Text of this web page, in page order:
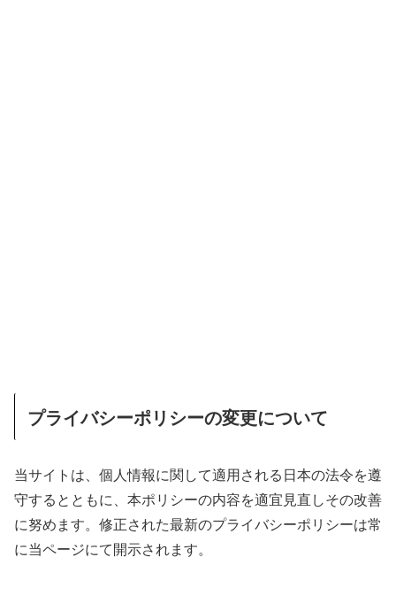
プライバシーポリシーの変更について
当サイトは、個人情報に関して適用される日本の法令を遵
守するとともに、本ポリシーの内容を適宜見直しその改善
に努めます。修正された最新のプライバシーポリシーは常
に当ページにて開示されます。